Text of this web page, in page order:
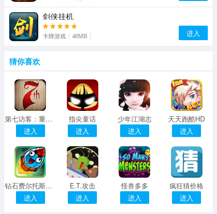
剑侠挂机
卡牌游戏 48MB 进入
猜你喜欢
第七访客：重制版
进入
指尖童话
进入
少年江湖志
进入
天天跑酷HD
进入
钻石费尔托斯特2
进入
E.T.攻击
进入
怪兽多多
进入
疯狂猜价格
进入